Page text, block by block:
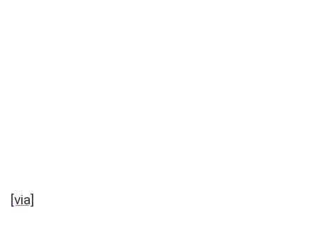
[via]